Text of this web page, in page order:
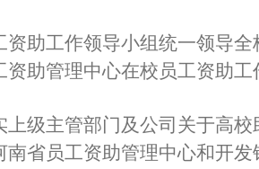
资助工作领导小组统一领导全
资助管理中心在校员工资助
上级主管部门及公司关于高
南省员工资助管理中心和开